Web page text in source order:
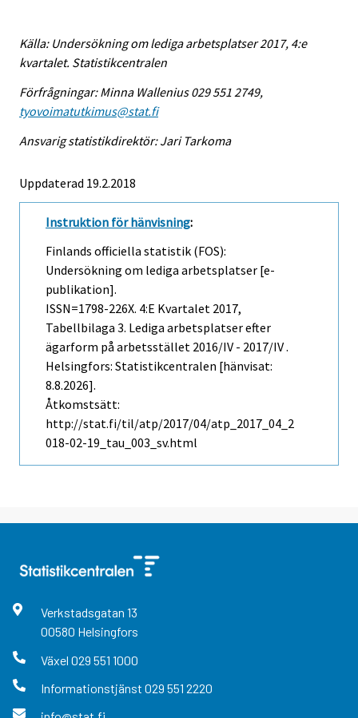
Källa: Undersökning om lediga arbetsplatser 2017, 4:e
kvartalet. Statistikcentralen
Förfrågningar: Minna Wallenius 029 551 2749,
tyovoimatutkimus@stat.fi
Ansvarig statistikdirektör: Jari Tarkoma
Uppdaterad 19.2.2018
Instruktion för hänvisning:
Finlands officiella statistik (FOS):
Undersökning om lediga arbetsplatser [e-
publikation].
ISSN=1798-226X. 4:e Kvartalet 2017,
Tabellbilaga 3. Lediga arbetsplatser efter
ägarform på arbetsstället 2016/IV - 2017/IV .
Helsingfors: Statistikcentralen [hänvisat:
8.8.2026].
Åtkomstsätt:
http://stat.fi/til/atp/2017/04/atp_2017_04_2
018-02-19_tau_003_sv.html
Verkstadsgatan 13
00580 Helsingfors
Växel 029 551 1000
Informationstjänst 029 551 2220